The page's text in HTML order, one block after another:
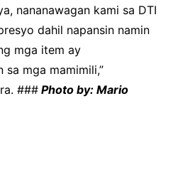
nananawagan kami sa DTI
dahil napansin namin
mga item ay
sa mga mamimili,”
###Photo by: Mario